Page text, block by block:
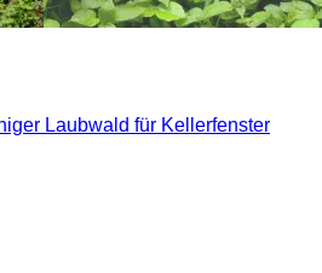
Laubwald für Kellerfenster